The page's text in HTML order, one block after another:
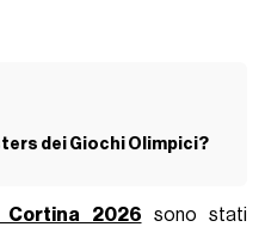
dei Giochi Olimpici?
Cortina 2026 sono stati